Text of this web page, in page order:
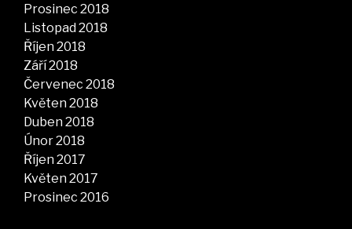
Prosinec 2018
Listopad 2018
Říjen 2018
Září 2018
Červenec 2018
Květen 2018
Duben 2018
Únor 2018
Říjen 2017
Květen 2017
Prosinec 2016